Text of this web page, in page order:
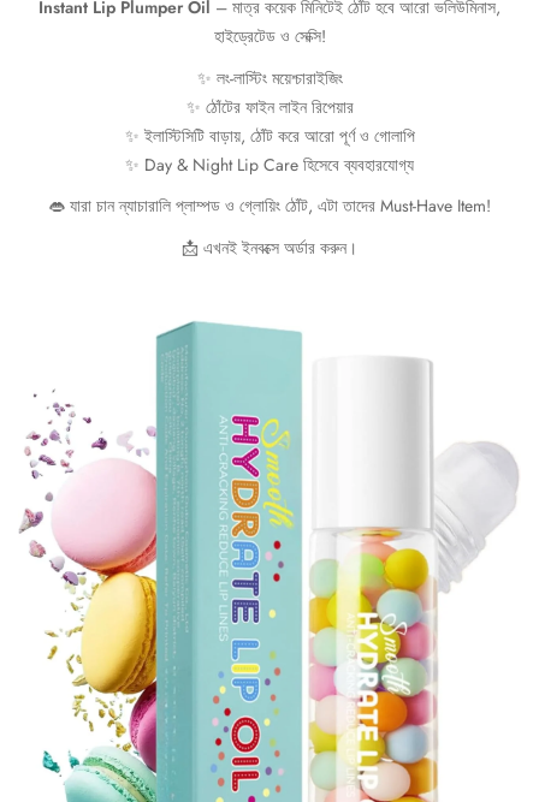
Instant Lip Plumper Oil – মাত্র কয়েক মিনিটেই ঠোঁট হবে আরো ভলিউমিনাস,
হাইড্রেটেড ও সেক্সি!
✨ লং-লাস্টিং ময়েশ্চারাইজিং
✨ ঠোঁটের ফাইন লাইন রিপেয়ার
✨ ইলাস্টিসিটি বাড়ায়, ঠোঁট করে আরো পূর্ণ ও গোলাপি
✨ Day & Night Lip Care হিসেবে ব্যবহারযোগ্য
👄 যারা চান ন্যাচারালি প্লাম্পড ও গ্লোয়িং ঠোঁট, এটা তাদের Must-Have Item!
📩 এখনই ইনবক্সে অর্ডার করুন।